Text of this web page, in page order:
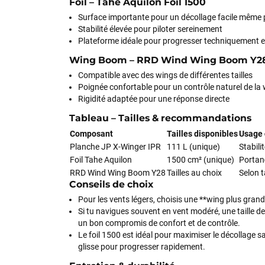
Foil – Tahe Aquilon Foil 1500
Surface importante pour un décollage facile même
Stabilité élevée pour piloter sereinement
Plateforme idéale pour progresser techniquement
Wing Boom – RRD Wind Wing Boom
Compatible avec des wings de différentes tailles
Poignée confortable pour un contrôle naturel de la
Rigidité adaptée pour une réponse directe
Tableau – Tailles & recommandations
Composant Tailles disponibles
Planche JP X-Winger IPR
111 L (unique)
Foil Tahe Aquilon
1500 cm² (unique)
RRD Wind Wing Boom Y28Tailles au choix Selon
Conseils de choix
Pour les vents légers, choisis une **wing plus
Si tu navigues souvent en vent modéré, une taille
un bon compromis de confort et de contrôle.
Le foil 1500 est idéal pour maximiser le décollage
glisse pour progresser rapidement.